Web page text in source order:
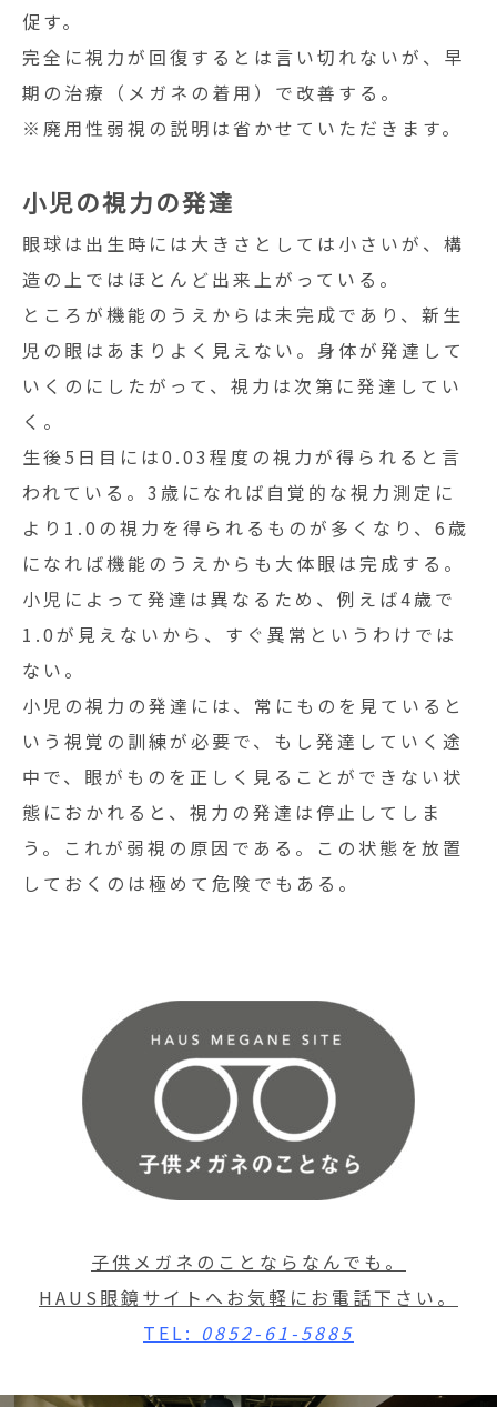
促す。
完全に視力が回復するとは言い切れないが、早
期の治療（メガネの着用）で改善する。
※廃用性弱視の説明は省かせていただきます。
小児の視力の発達
眼球は出生時には大きさとしては小さいが、構
造の上ではほとんど出来上がっている。
と ころが機能のうえからは未完成であり、新生
児の眼はあまりよく見えない。身体が発達し て
いくのにしたがって、視力は次第に発達してい
く。
生後5日目には0.03程度の視力が得られると言
われている。3歳になれば自覚的な視力測定 に
より1.0の視力を得られるものが多くなり、6歳
になれば機能のうえからも大体眼は完成する。
小児によって発達は異なるため、例えば4歳で
1.0が見えないから、すぐ異常というわけで は
ない。
小児の視力の発達には、常にものを見ていると
いう視覚の訓練が必要で、もし発達してい く途
中で、眼がものを正しく見ることができない状
態におかれると、視力の発達は停止し てしま
う。これが弱視の原因である。この状態を放置
しておくのは極めて危険でもある。
子供メガネのことならなんでも。
HAUS眼鏡サイトへお気軽にお電話下さい。
TEL: 0852-61-5885